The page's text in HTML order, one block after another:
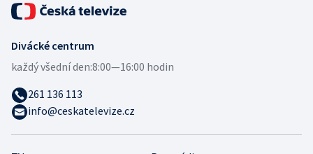
Divácké centrum
každý všední den:8:00—16:00 hodin
261 136 113
info@ceskatelevize.cz